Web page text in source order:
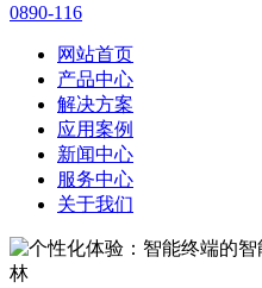
0890-116
网站首页
产品中心
解决方案
应用案例
新闻中心
服务中心
关于我们